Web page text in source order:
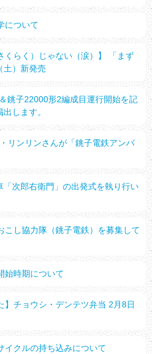
について
くらく）じゃない（涙）】 「まず
土）新発売
銚子22000形2編成目運行開始を記
します。
リンリンさんが「銚子電鉄アンバ
「次郎右衛門」の出発式を執り行い
こし協力隊（銚子電鉄）を募集して
始時期について
】チョウシ・デンテツ弁当 2月8日
イクルの持ち込みについて